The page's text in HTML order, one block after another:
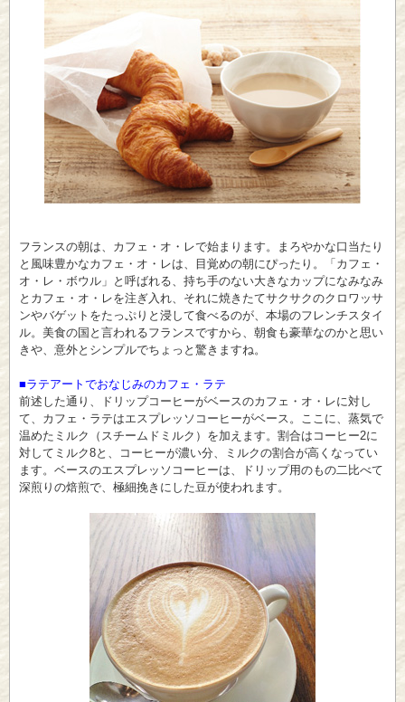
フランスの朝は、カフェ・オ・レで始まります。まろやかな口当たり
と風味豊かなカフェ・オ・レは、目覚めの朝にぴったり。「カフェ・
オ・レ・ボウル」と呼ばれる、持ち手のない大きなカップになみなみ
とカフェ・オ・レを注ぎ入れ、それに焼きたてサクサクのクロワッサ
ンやバゲットをたっぷりと浸して食べるのが、本場のフレンチスタイ
ル。美食の国と言われるフランスですから、朝食も豪華なのかと思い
きや、意外とシンプルでちょっと驚きますね。
■ラテアートでおなじみのカフェ・ラテ
前述した通り、ドリップコーヒーがベースのカフェ・オ・レに対し
て、カフェ・ラテはエスプレッソコーヒーがベース。ここに、蒸気で
温めたミルク（スチームドミルク）を加えます。割合はコーヒー2に
対してミルク8と、コーヒーが濃い分、ミルクの割合が高くなってい
ます。ベースのエスプレッソコーヒーは、ドリップ用のもの二比べて
深煎りの焙煎で、極細挽きにした豆が使われます。